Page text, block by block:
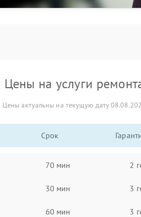
Цены на услуги
Цены актуальны на текущую дату
Срок
70 мин 2
30 мин 3
60 мин 3